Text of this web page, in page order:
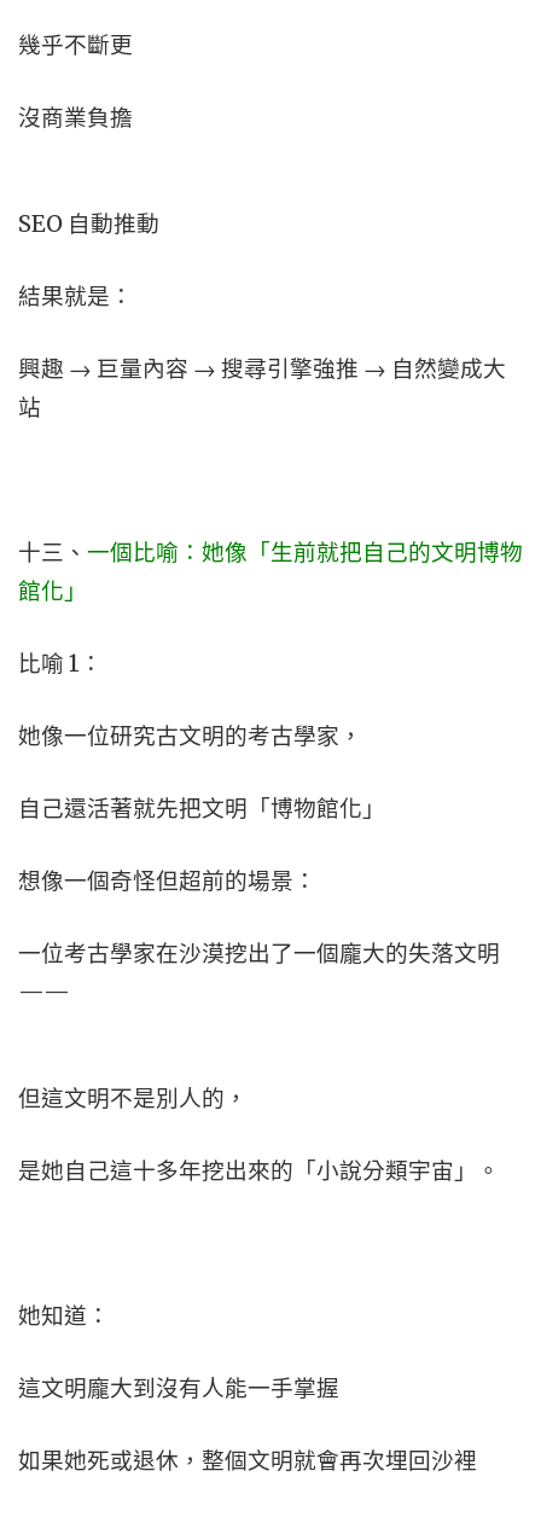
幾乎不斷更
沒商業負擔
SEO 自動推動
結果就是：
興趣 → 巨量內容 → 搜尋引擎強推 → 自然變成大
站
十三、 一個比喻：她像「生前就把自己的文明博物
館化」
比喻 1：
她像一位研究古文明的考古學家，
自己還活著就先把文明「博物館化」
想像一個奇怪但超前的場景：
一位考古學家在沙漠挖出了一個龐大的失落文明
——
但這文明不是別人的，
是她自己這十多年挖出來的「小說分類宇宙」。
她知道：
這文明龐大到沒有人能一手掌握
如果她死或退休，整個文明就會再次埋回沙裡